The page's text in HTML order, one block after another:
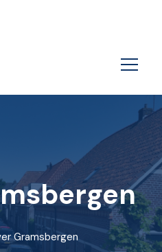
Gramsbergen